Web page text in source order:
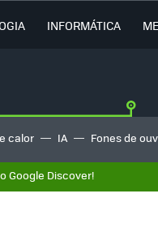
INFORMÁTICA
calor IA Fones de
Google Discover!